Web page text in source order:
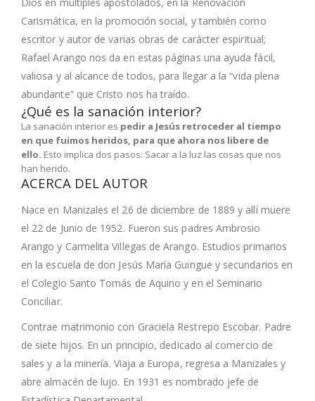
Dios en múltiples apostolados, en la Renovación
Carismática, en la promoción social, y también como
escritor y autor de varias obras de carácter espiritual;
Rafael Arango nos da en estas páginas una ayuda fácil,
valiosa y al alcance de todos, para llegar a la “vida plena
abundante” que Cristo nos ha traído.
¿Qué es la sanación interior?
La sanación interior es pedir a Jesús retroceder al tiempo
en que fuimos heridos, para que ahora nos libere de
ello. Esto implica dos pasos: Sacar a la luz las cosas que nos
han herido.
ACERCA DEL AUTOR
Nace en Manizales el 26 de diciembre de 1889 y allí muere
el 22 de Junio de 1952. Fueron sus padres Ambrosio
Arango y Carmelita Villegas de Arango. Estudios primarios
en la escuela de don Jesús María Guingue y secundarios en
el Colegio Santo Tomás de Aquino y en el Seminario
Conciliar.
Contrae matrimonio con Graciela Restrepo Escobar. Padre
de siete hijos. En un principio, dedicado al comercio de
sales y a la minería. Viaja a Europa, regresa a Manizales y
abre almacén de lujo. En 1931 es nombrado jefe de